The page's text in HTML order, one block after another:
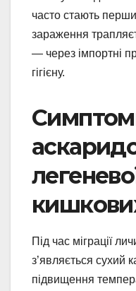
часто стають
зараження
— через імпортні
гігієну.
Під час міграції
з’являється сухий
підвищення